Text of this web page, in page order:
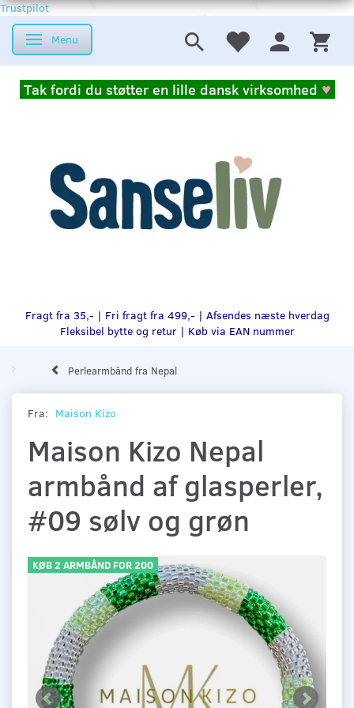
Trustpilot
Skifte navigation
Menu
Tak fordi du støtter en lille dansk virksomhed ♥
Fragt fra 35,- | Fri fragt fra 499,- | Afsendes næste hverdag
Fleksibel bytte og retur | Køb via EAN nummer
Perlearmbånd fra Nepal
Fra: Maison Kizo
Maison Kizo Nepal
armbånd af glasperler,
#09 sølv og grøn
KØB 2 ARMBÅND FOR 200